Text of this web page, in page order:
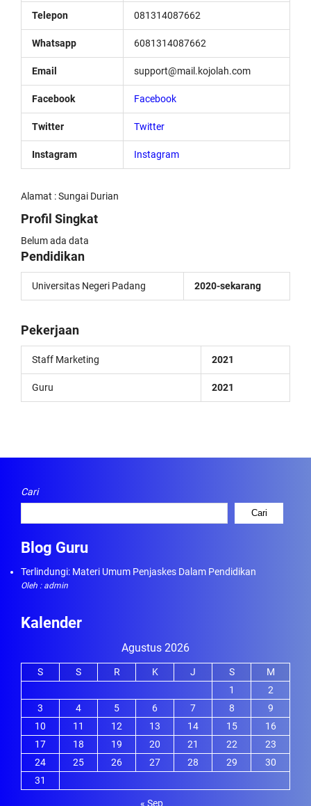
Telepon 081314087662
Whatsapp 6081314087662
Email support@mail.kojolah.com
Facebook Facebook
Twitter Twitter
Instagram Instagram
Alamat : Sungai Durian
Profil Singkat
Belum ada data
Pendidikan
Universitas Negeri Padang 2020-sekarang
Pekerjaan
Staff Marketing 2021
Guru 2021
Cari
Cari
Blog Guru
Terlindungi: Materi Umum Penjaskes Dalam Pendidikan
Oleh : admin
Kalender
Agustus 2026
S S R K J S
M
1
2
3
4 5 6 7 8
9
10
11 12 13 14 15
16
17
18 19 20 21 22
23
24
25 26 27 28 29
30
31
« Sep